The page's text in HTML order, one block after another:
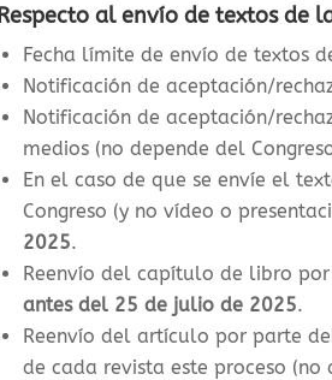
al envío de textos de
Fecha límite de envío de textos
Notificación de aceptación/
Notificación de aceptación/
medios (no depende del
En el caso de que se envíe el
Congreso (y no vídeo o
2025.
Reenvío del capítulo de libro
antes del 25 de julio de 2025.
Reenvío del artículo por parte
de cada revista este proceso (no